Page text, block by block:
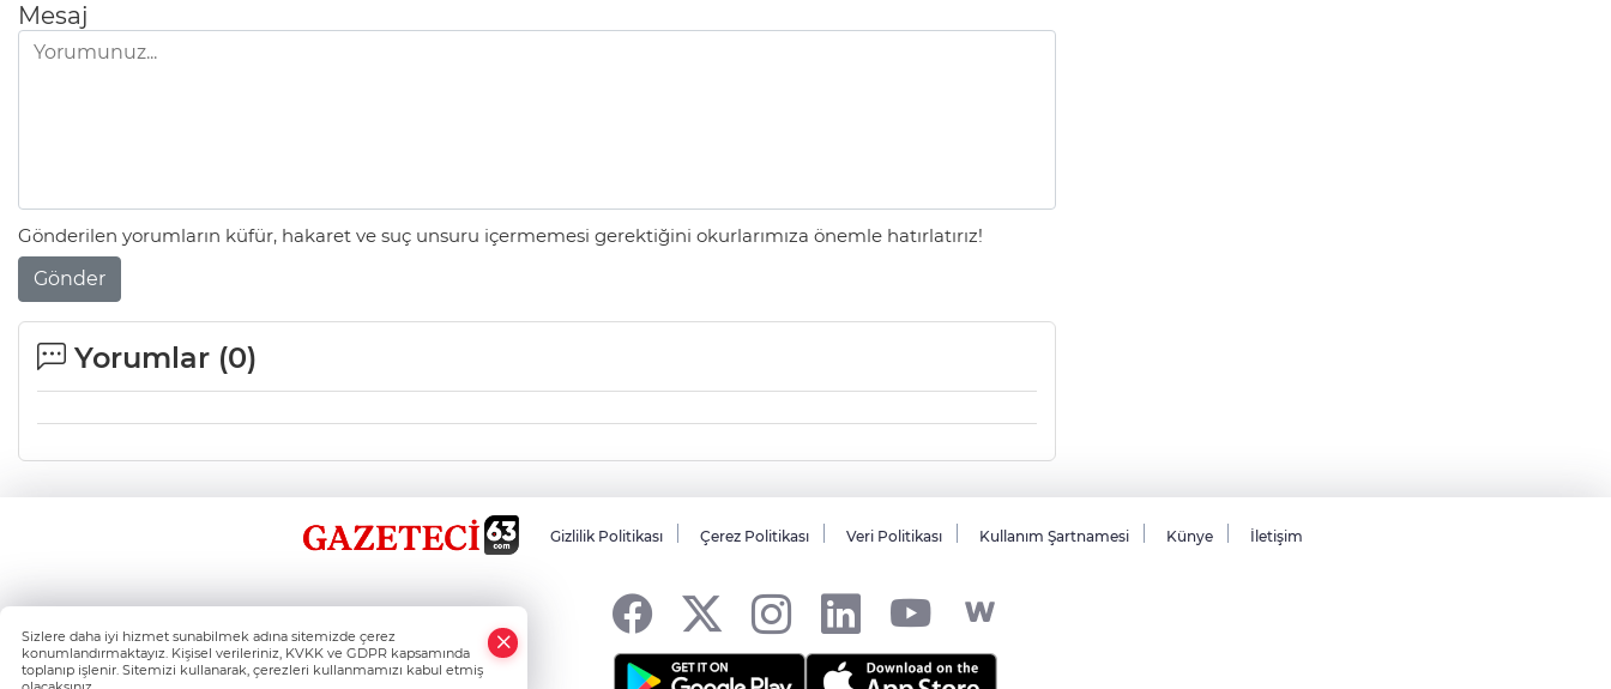
Mesaj
Gönderilen yorumların küfür, hakaret ve suç unsuru içermemesi gerektiğini okurlarımıza önemle hatırlatırız!
Gönder
Yorumlar (0)
Gizlilik Politikası Çerez Politikası Veri Politikası Kullanım Şartnamesi Künye İletişim
Sizlere daha iyi hizmet sunabilmek adına sitemizde çerez
konumlandırmaktayız. Kişisel verileriniz, KVKK ve GDPR kapsamında
toplanıp işlenir. Sitemizi kullanarak, çerezleri kullanmamızı kabul etmiş
Whatsapp